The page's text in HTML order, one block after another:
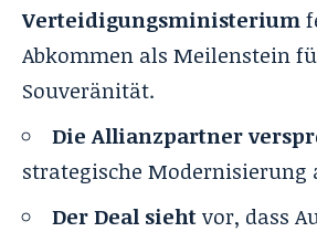
Verteidigungsministerium
Abkommen als Meilenstein
Souveränität.
Die Allianzpartner
strategische Modernisierung
Der Deal siehtvor, dass